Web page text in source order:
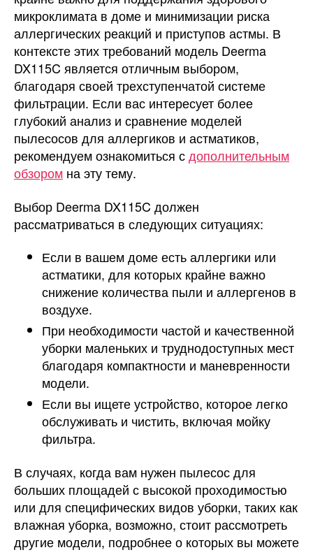
микроклимата в доме и минимизации риска
аллергических реакций и приступов астмы. В
контексте этих требований модель Deerma
DX115C является отличным выбором,
благодаря своей трехступенчатой системе
фильтрации. Если вас интересует более
глубокий анализ и сравнение моделей
пылесосов для аллергиков и астматиков,
рекомендуем ознакомиться сдополнительным
обзором на эту тему.
Выбор Deerma DX115C должен
рассматриваться в следующих ситуациях:
Если в вашем доме есть аллергики или
астматики, для которых крайне важно
снижение количества пыли и аллергенов в
воздухе.
При необходимости частой и качественной
уборки маленьких и труднодоступных мест
благодаря компактности и маневренности
модели.
Если вы ищете устройство, которое легко
обслуживать и чистить, включая мойку
фильтра.
В случаях, когда вам нужен пылесос для
больших площадей с высокой проходимостью
или для специфических видов уборки, таких как
влажная уборка, возможно, стоит рассмотреть
другие модели, подробнее о которых вы можете